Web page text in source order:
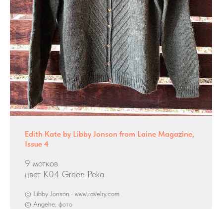
Edith Kate by Libby Jonson from Laine Magazine,
Issue 4
9 мотков
цвет K04 Green Peka
© Libby Jonson · www.ravelry.com
© Angehe, фото